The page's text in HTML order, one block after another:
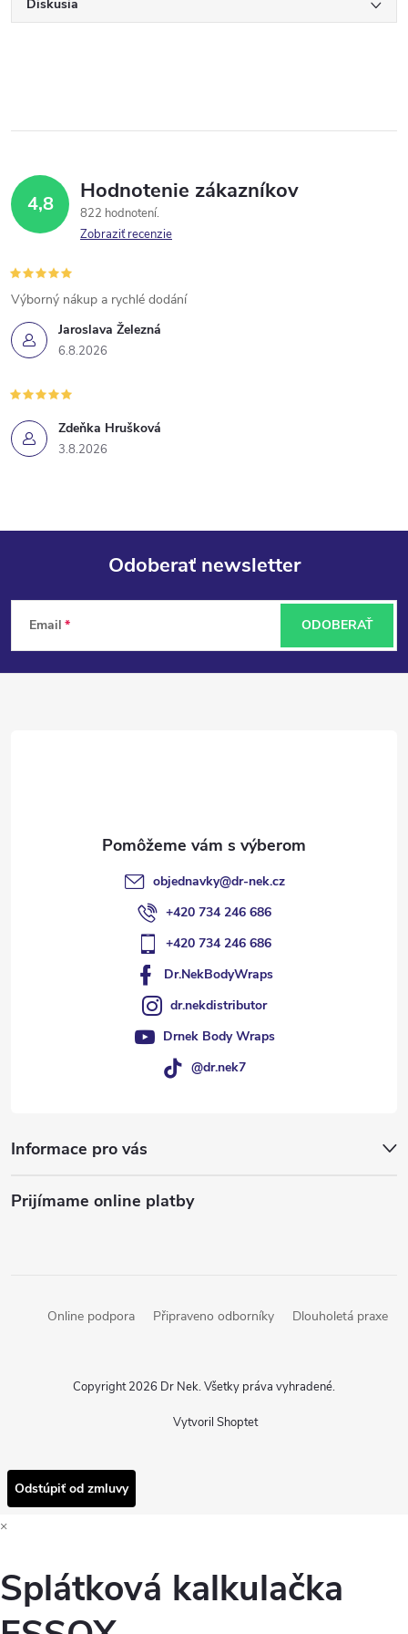
Diskusia
4,8 Hodnotenie zákazníkov
822 hodnotení
Zobraziť recenzie
Jaroslava Železná
6.8.2026
Výborný nákup a rychlé dodání
Zdeňka Hrušková
3.8.2026
Z
á
Odoberať newsletter
Email ODOBERAŤ
objednavky@dr-nek.cz
+420 734 246 686
+420 734 246 686
Dr.NekBodyWraps
dr.nekdistributor
Drnek Body Wraps
@dr.nek7
Informace pro vás
Prijímame online platby
Online podpora Připraveno odborníky Dlouholetá praxe
Vytvoril Shoptet
Copyright 2026 Dr Nek. Všetky práva vyhradené.
Odstúpiť od zmluvy
×
Splátková kalkulačka